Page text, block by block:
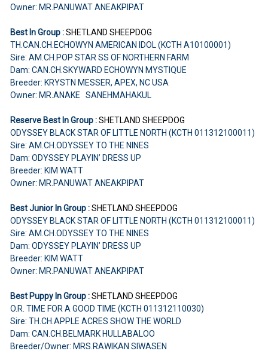
Owner: MR.PANUWAT ANEAKPIPAT
Best In Group :SHETLAND SHEEPDOG
TH.CAN.CH.ECHOWYN AMERICAN IDOL (KCTH A10100001)
Sire: AM.CH.POP STAR SS OF NORTHERN FARM
Dam: CAN.CH.SKYWARD ECHOWYN MYSTIQUE
Breeder: KRYSTN MESSER, APEX, NC USA
Owner: MR.ANAKE SANEHMAHAKUL
Reserve Best In Group :SHETLAND SHEEPDOG
ODYSSEY BLACK STAR OF LITTLE NORTH (KCTH 011312100011)
Sire: AM.CH.ODYSSEY TO THE NINES
Dam: ODYSSEY PLAYIN’ DRESS UP
Breeder: KIM WATT
Owner: MR.PANUWAT ANEAKPIPAT
Best Junior In Group :SHETLAND SHEEPDOG
ODYSSEY BLACK STAR OF LITTLE NORTH (KCTH 011312100011)
Sire: AM.CH.ODYSSEY TO THE NINES
Dam: ODYSSEY PLAYIN’ DRESS UP
Breeder: KIM WATT
Owner: MR.PANUWAT ANEAKPIPAT
Best Puppy In Group :SHETLAND SHEEPDOG
O.R. TIME FOR A GOOD TIME (KCTH 011312110030)
Sire: TH.CH.APPLE ACRES SHOW THE WORLD
Dam: CAN.CH.BELMARK HULLABALOO
Breeder/Owner: MRS.RAWIKAN SIWASEN